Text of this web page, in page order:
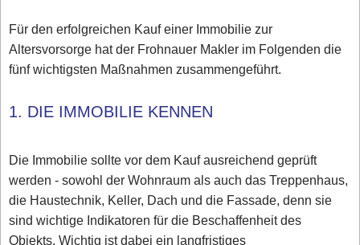
Für den erfolgreichen Kauf einer Immobilie zur
Altersvorsorge hat der Frohnauer Makler im Folgenden die
fünf wichtigsten Maßnahmen zusammengeführt.
1. DIE IMMOBILIE KENNEN
Die Immobilie sollte vor dem Kauf ausreichend geprüft
werden - sowohl der Wohnraum als auch das Treppenhaus,
die Haustechnik, Keller, Dach und die Fassade, denn sie
sind wichtige Indikatoren für die Beschaffenheit des
Objekts. Wichtig ist dabei ein langfristiges